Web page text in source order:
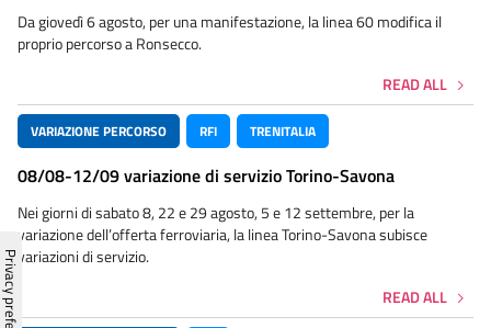
Da giovedì 6 agosto, per una manifestazione, la linea 60 modifica il
proprio percorso a Ronsecco.
READ ALL
VARIAZIONE PERCORSO RFI TRENITALIA
08/08-12/09 variazione di servizio Torino-Savona
Nei giorni di sabato 8, 22 e 29 agosto, 5 e 12 settembre, per la
variazione dell’offerta ferroviaria, la linea Torino-Savona subisce
variazioni di servizio.
READ ALL